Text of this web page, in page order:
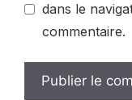
dans le
commentaire.